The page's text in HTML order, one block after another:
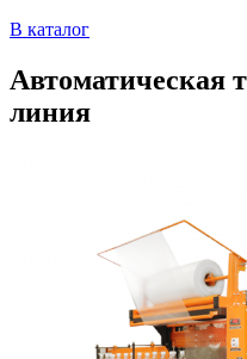
В каталог
Автоматическая
линия